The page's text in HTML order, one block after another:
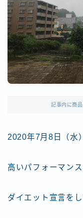
記事内に商
2020年7月8日（水）
高いパフォーマン
ダイエット宣言を